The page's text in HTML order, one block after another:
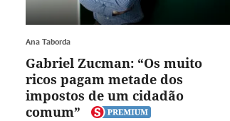
Ana Taborda
Gabriel Zucman: “Os muito
ricos pagam metade dos
impostos de um cidadão
comum”